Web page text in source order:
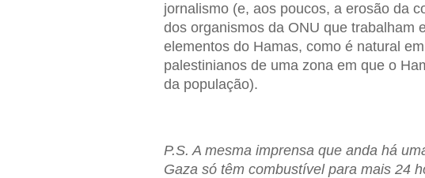
jornalismo (e, aos poucos, a erosão da
dos organismos da ONU que trabalham
elementos do Hamas, como é natural
palestinianos de uma zona em que o
da população).
P.S. A mesma imprensa que anda há
Gaza só têm combustível para mais 24